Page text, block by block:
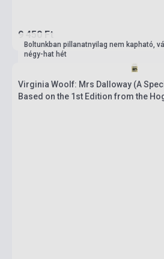
9 450 Ft
Boltunkban pillanatnyilag nem kapható,
négy-hat hét
Virginia Woolf: Mrs Dalloway (A
Based on the 1st Edition from the